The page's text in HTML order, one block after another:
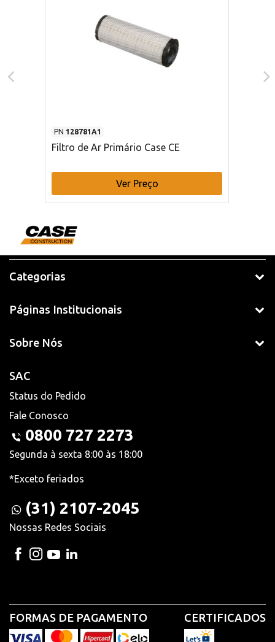
PN 128781A1
Filtro de Ar Primário Case CE
Ver Preço
Categorias
Páginas Institucionais
Sobre Nós
SAC
Status do Pedido
Fale Conosco
0800 727 2273
Segunda à sexta 8:00 às 18:00
*Exceto feriados
(31) 2107-2045
Nossas Redes Sociais
FORMAS DE PAGAMENTO CERTIFICADOS